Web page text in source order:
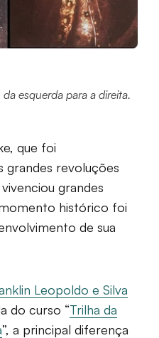
esquerda para a direita.
que foi
grandes revoluções
grandes
histórico foi
de sua
Leopoldo e Silva
do curso “Trilha da
”, a principal diferença